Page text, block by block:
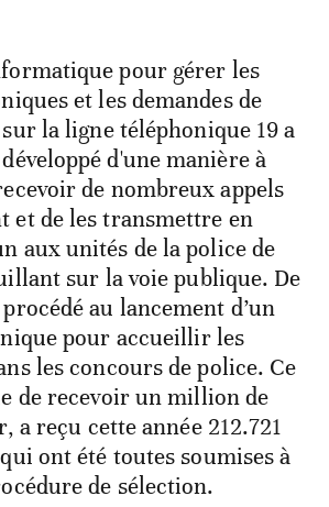
pour gérer les
et les demandes de
la ligne téléphonique 19 a
d'une manière à
de nombreux appels
et de les transmettre en
aux unités de la police de
sur la voie publique. De
au lancement d’un
pour accueillir les
les concours de police. Ce
de recevoir un million de
a reçu cette année 212.721
ont été toutes soumises à
de sélection.